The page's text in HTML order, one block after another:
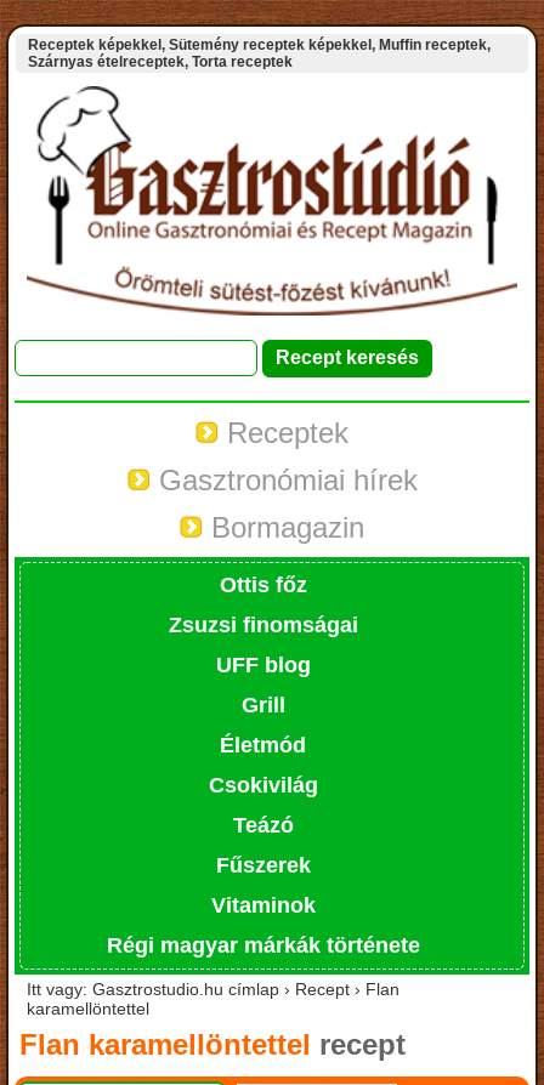
Receptek képekkel, Sütemény receptek képekkel, Muffin receptek,
Szárnyas ételreceptek, Torta receptek
Receptek
Gasztronómiai hírek
Bormagazin
Ottis főz
Zsuzsi finomságai
UFF blog
Grill
Életmód
Csokivilág
Teázó
Fűszerek
Vitaminok
Régi magyar márkák története
Itt vagy: Gasztrostudio.hu címlap › Recept › Flan
karamellöntettel
Flan karamellöntettel recept